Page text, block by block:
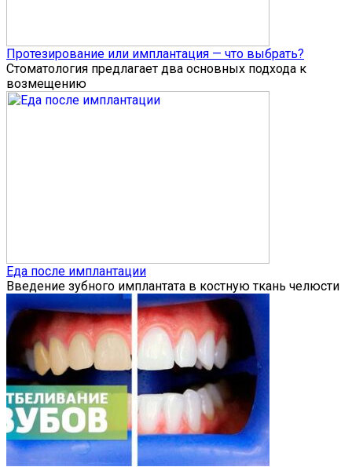
Протезирование или имплантация — что выбрать?
Стоматология предлагает два основных подхода к
возмещению
Еда после имплантации
Введение зубного имплантата в костную ткань челюсти